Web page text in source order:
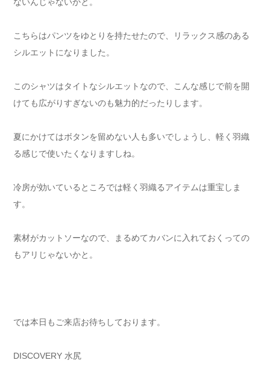
こちらはパンツをゆとりを持たせたので、リラックス感のある
シルエットになりました。
このシャツはタイトなシルエットなので、こんな感じで前を開
けても広がりすぎないのも魅力的だったりします。
夏にかけてはボタンを留めない人も多いでしょうし、軽く羽織
る感じで使いたくなりますしね。
冷房が効いているところでは軽く羽織るアイテムは重宝しま
す。
素材がカットソーなので、まるめてカバンに入れておくっての
もアリじゃないかと。
では本日もご来店お待ちしております。
DISCOVERY 水尻